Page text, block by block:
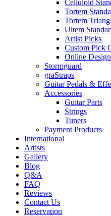
Celluloid
Tortem
Tortem
Ultem
Artist Picks
Custom Pick
Online
Stormguard
graStraps
Guitar Pedals &
Accessories
Guitar Parts
Strings
Tuners
Payment Products
International
Artists
Gallery
Blog
Q&A
FAQ
Reviews
Contact Us
Reservation